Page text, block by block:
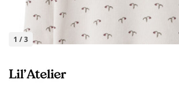
1 /3